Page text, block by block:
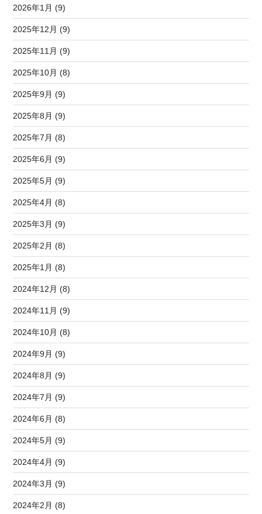
2026年1月 (9)
2025年12月 (9)
2025年11月 (9)
2025年10月 (8)
2025年9月 (9)
2025年8月 (9)
2025年7月 (8)
2025年6月 (9)
2025年5月 (9)
2025年4月 (8)
2025年3月 (9)
2025年2月 (8)
2025年1月 (8)
2024年12月 (8)
2024年11月 (9)
2024年10月 (8)
2024年9月 (9)
2024年8月 (9)
2024年7月 (9)
2024年6月 (8)
2024年5月 (9)
2024年4月 (9)
2024年3月 (9)
2024年2月 (8)